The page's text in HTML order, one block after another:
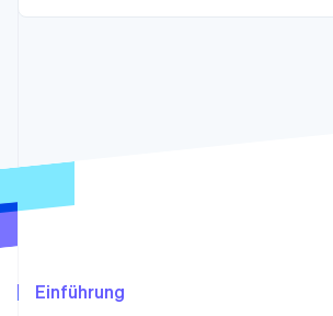
Identity
Online-Identitätsprüfung
Organisationen
Einführung